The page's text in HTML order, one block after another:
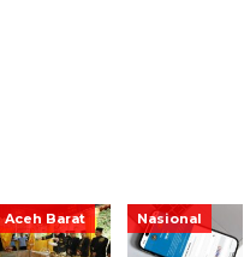
Aceh Barat Nasional